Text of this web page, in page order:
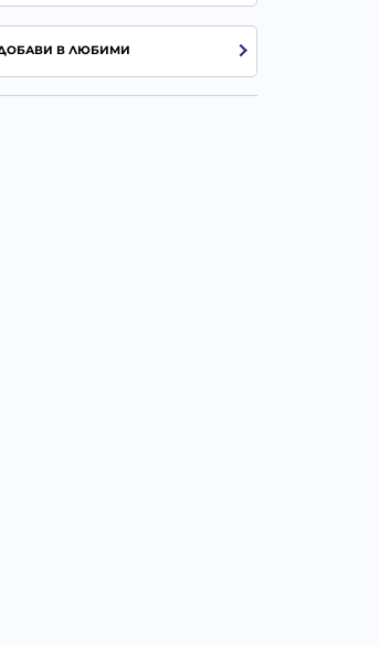
В ЛЮБИМИ